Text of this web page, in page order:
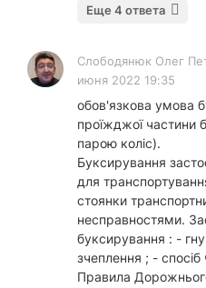
Еще 4 ответа
Слободянюк Олег
июня 2022 19:35
обов'язкова умова
проїжджої частини
парою коліс).
Буксирування
для
стоянки
несправностями.
буксирування : -
зчеплення ; -
Правила